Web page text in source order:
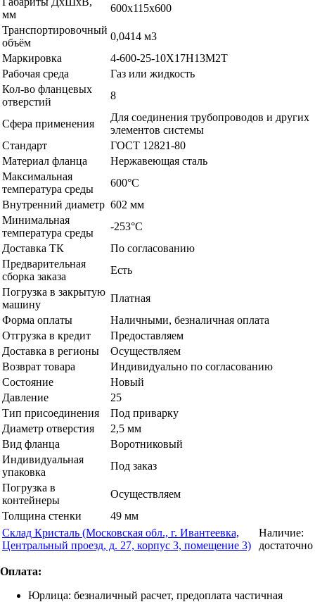
мм
600х115х600
Транспортировочный
объём
0,0414 м3
Маркировка
4-600-25-10Х17Н13М2Т
Рабочая среда
Газ или жидкость
Кол-во фланцевых
отверстий
8
Сфера применения
Для соединения трубопроводов и других
элементов системы
Стандарт
ГОСТ 12821-80
Материал фланца
Нержавеющая сталь
Максимальная
температура среды
600°С
Внутренний диаметр 602 мм
Минимальная
температура среды
-253°С
Доставка ТК
По согласованию
Предварительная
сборка заказа
Есть
Погрузка в закрытую
машину
Платная
Форма оплаты
Наличными, безналичная оплата
Отгрузка в кредит
Предоставляем
Доставка в регионы
Осуществляем
Возврат товара
Индивидуально по согласованию
Состояние
Новый
Давление
25
Тип присоединения
Под приварку
Диаметр отверстия
2,5 мм
Вид фланца
Воротниковый
Индивидуальная
упаковка
Под заказ
Погрузка в
контейнеры
Осуществляем
Толщина стенки
49 мм
Склад Кристаль (Московская обл., г. Ивантеевка,
Центральный проезд, д. 27, корпус 3, помещение 3)
Наличие:
достаточно
Оплата:
Юрлица: безналичный расчет, предоплата частичная